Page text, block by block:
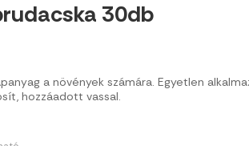
30db
a növények számára. Egyetlen
hozzáadott vassal.